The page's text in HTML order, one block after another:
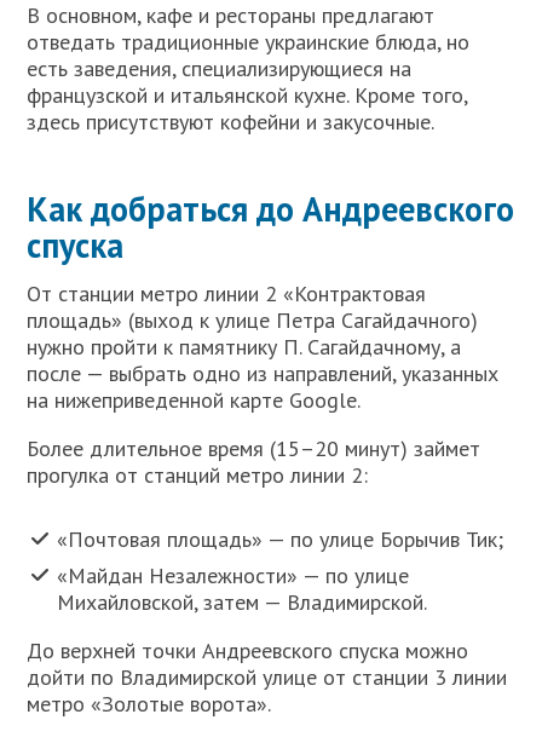
В основном, кафе и рестораны предлагают
отведать традиционные украинские блюда, но
есть заведения, специализирующиеся на
французской и итальянской кухне. Кроме того,
здесь присутствуют кофейни и закусочные.
Как добраться до Андреевского
спуска
От станции метро линии 2 «Контрактовая
площадь» (выход к улице Петра Сагайдачного)
нужно пройти к памятнику П. Сагайдачному, а
после — выбрать одно из направлений, указанных
на нижеприведенной карте Google.
Более длительное время (15–20 минут) займет
прогулка от станций метро линии 2:
«Почтовая площадь» — по улице Борычив Тик;
«Майдан Незалежности» — по улице
Михайловской, затем — Владимирской.
До верхней точки Андреевского спуска можно
дойти по Владимирской улице от станции 3 линии
метро «Золотые ворота».